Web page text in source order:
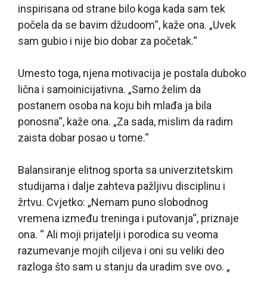
inspirisana od strane bilo koga kada sam tek
počela da se bavim džudoom“, kaže ona. „Uvek
sam gubio i nije bio dobar za početak.“
Umesto toga, njena motivacija je postala duboko
lična i samoinicijativna. „Samo želim da
postanem osoba na koju bih mlađa ja bila
ponosna“, kaže ona. „Za sada, mislim da radim
zaista dobar posao u tome.“
Balansiranje elitnog sporta sa univerzitetskim
studijama i dalje zahteva pažljivu disciplinu i
žrtvu. Cvjetko: „Nemam puno slobodnog
vremena između treninga i putovanja“, priznaje
ona. “ Ali moji prijatelji i porodica su veoma
razumevanje mojih ciljeva i oni su veliki deo
razloga što sam u stanju da uradim sve ovo. „